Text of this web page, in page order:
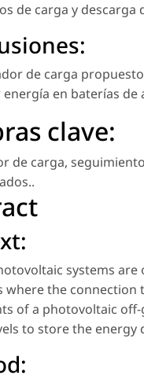
de carga y descarga
de carga
en baterías de
clave:
de carga,
.
systems
where the
of a photovoltaic
to store the energy